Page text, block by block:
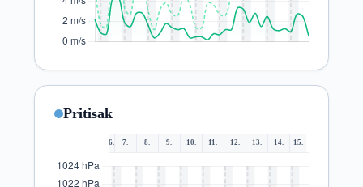
Pritisak
6. 7. 8. 9. 10. 11. 12. 13. 14. 15.